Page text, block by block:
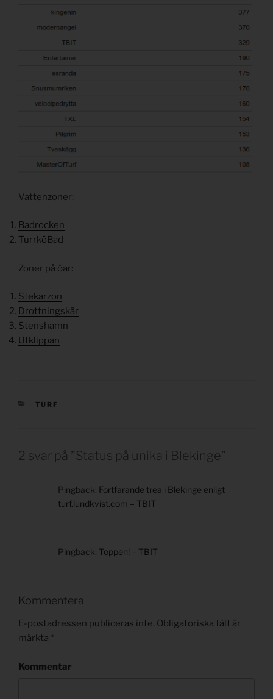
Vattenzoner:
Badrocken
TurrköBad
Zoner på öar:
Stekarzon
Drottningskär
Stenshamn
Utklippan
KATEGORIER
TURF
2 svar på ”Status på unika i Blekinge”
Pingback: Fortfarande trea i Blekinge enligt
turf.lundkvist.com – TBIT
Pingback: Toppen! – TBIT
Kommentera
E-postadressen publiceras inte. Obligatoriska fält är
märkta *
Kommentar